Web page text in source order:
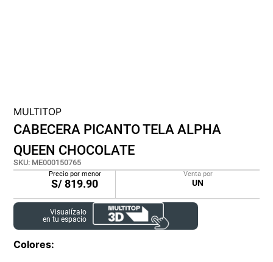
MULTITOP
CABECERA PICANTO TELA ALPHA
QUEEN CHOCOLATE
SKU: ME000150765
Precio por menor
S/819.90
Venta por
UN
Visualízalo
en tu espacio
Colores